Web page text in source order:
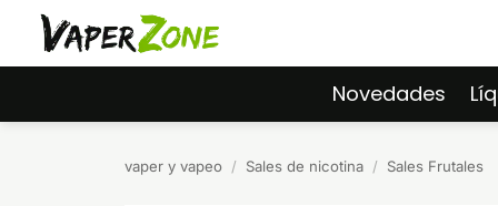
Saltar
contenido
Novedades
vaper y vapeo / Sales de nicotina / Sales Frutales